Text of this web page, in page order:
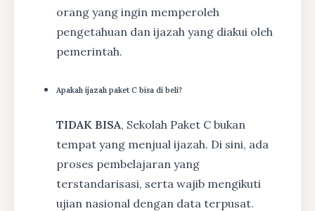
orang yang ingin memperoleh
pengetahuan dan ijazah yang diakui oleh
pemerintah.
Apakah ijazah paket C bisa di beli?
TIDAK BISA, Sekolah Paket C bukan
tempat yang menjual ijazah. Di sini, ada
proses pembelajaran yang
terstandarisasi, serta wajib mengikuti
ujian nasional dengan data terpusat.